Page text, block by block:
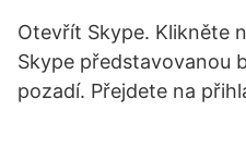
Otevřít Skype. Klikněte
Skype představovanou
pozadí. Přejdete na